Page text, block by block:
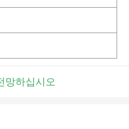
망하십시오